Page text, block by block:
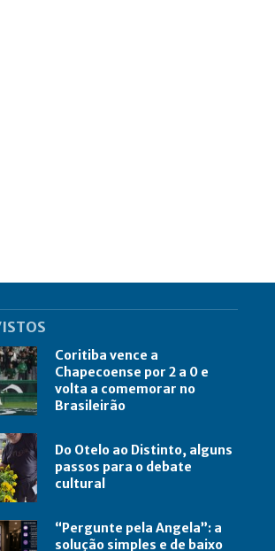
Coritiba vence a
Chapecoense por 2 a 0 e
volta a comemorar no
Brasileirão
Do Otelo ao Distinto, alguns
passos para o debate
cultural
“Pergunte pela Angela”: a
solução simples e de baixo